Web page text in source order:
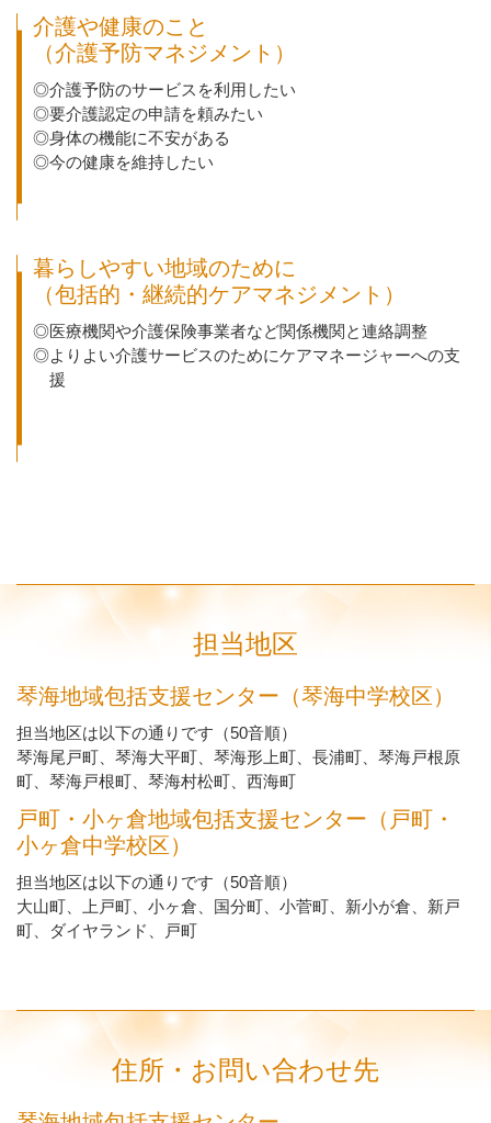
介護や健康のこと
（介護予防マネジメント）
◎介護予防のサービスを利用したい
◎要介護認定の申請を頼みたい
◎身体の機能に不安がある
◎今の健康を維持したい
暮らしやすい地域のために
（包括的・継続的ケアマネジメント）
◎医療機関や介護保険事業者など関係機関と連絡調整
◎よりよい介護サービスのためにケアマネージャーへの支
援
担当地区
琴海地域包括支援センター（琴海中学校区）
担当地区は以下の通りです（50音順）
琴海尾戸町、琴海大平町、琴海形上町、長浦町、琴海戸根原
町、琴海戸根町、琴海村松町、西海町
戸町・小ヶ倉地域包括支援センター（戸町・
小ヶ倉中学校区）
担当地区は以下の通りです（50音順）
大山町、上戸町、小ヶ倉、国分町、小菅町、新小が倉、新戸
町、ダイヤランド、戸町
住所・お問い合わせ先